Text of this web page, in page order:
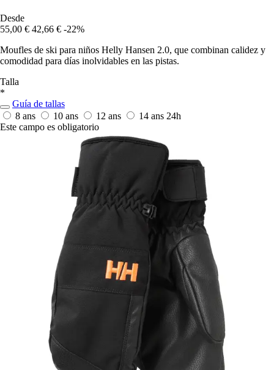
Desde
55,00 € 42,66 € -22%
Moufles de ski para niños Helly Hansen 2.0, que combinan calidez y
comodidad para días inolvidables en las pistas.
Talla
*
Guía de tallas
8 ans
10 ans 12 ans 14 ans 24h
Este campo es obligatorio